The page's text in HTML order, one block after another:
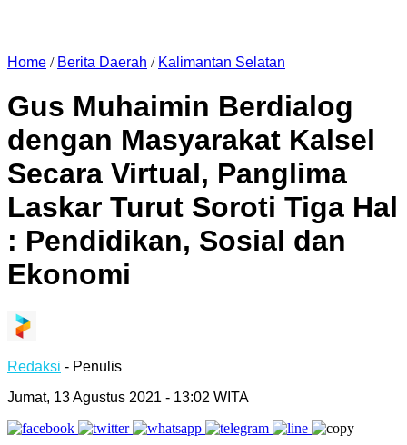
Home / Berita Daerah / Kalimantan Selatan
Gus Muhaimin Berdialog
dengan Masyarakat Kalsel
Secara Virtual, Panglima
Laskar Turut Soroti Tiga Hal
: Pendidikan, Sosial dan
Ekonomi
Redaksi - Penulis
Jumat, 13 Agustus 2021 - 13:02 WITA